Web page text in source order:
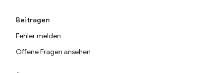
Beitragen
Fehler melden
Offene Fragen ansehen